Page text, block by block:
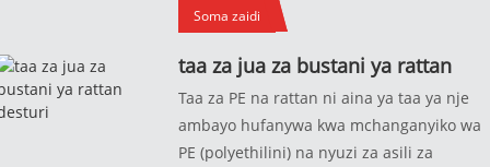
kiwanda cha chanzo, kwa bei
kubinafsisha.Ikiwa haujaridhika, unaweza
kubadilishana bidhaa.
Soma zaidi
taa za jua za bustani ya rattan
desturi
Taa za PE na rattan ni aina ya taa ya nje
ambayo hufanywa kwa mchanganyiko wa
PE (polyethilini) na nyuzi za asili za